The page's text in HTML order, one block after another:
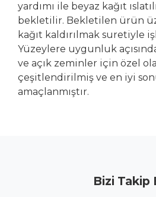
yardımı ile beyaz kağıt
bekletilir. Bekletilen ürün
kağıt kaldırılmak suretiyle
Yüzeylere uygunluk
ve açık zeminler için özel
çeşitlendirilmiş ve en iyi
amaçlanmıştır.
Bizi Takip